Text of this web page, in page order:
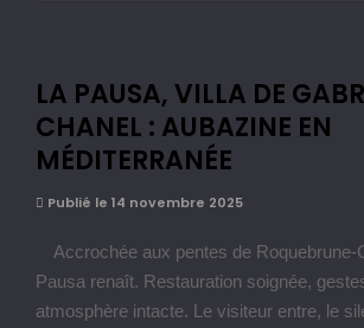
LA PAUSA, VILLA DE
CHANEL : AUBAZINE EN
MÉDITERRANÉE
Publié le 14 novembre 2025
Accrochée aux pentes de Roquebrune-
Pausa renaît. Restauration soignée,
atmosphère intacte. Le visiteur entre, le